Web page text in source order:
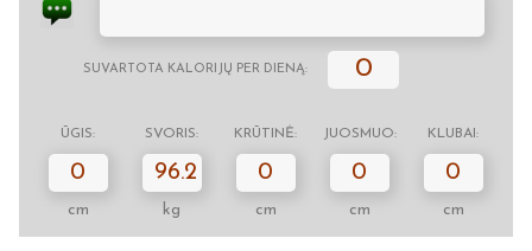
SUVARTOTA KALORIJŲ PER DIENĄ: 0
ŪGIS: SVORIS: KRŪTINĖ: JUOSMUO: KLUBAI:
0
cm
96.2
kg
0
cm
0
cm
0
cm